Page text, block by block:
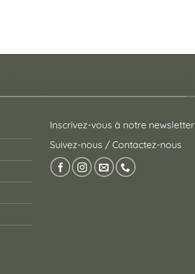
Inscrivez-vous à notre newsletter
Suivez-nous / Contactez-nous